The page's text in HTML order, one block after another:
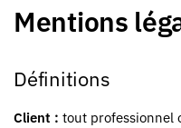
Mentions
Définitions
Client : tout professionnel